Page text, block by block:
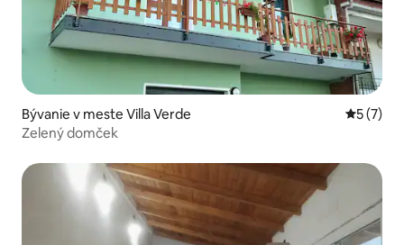
Bývanie v meste Villa Verde
5 (7)
Zelený domček